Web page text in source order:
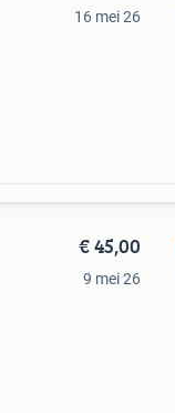
16 mei 26
€ 45,00
9 mei 26